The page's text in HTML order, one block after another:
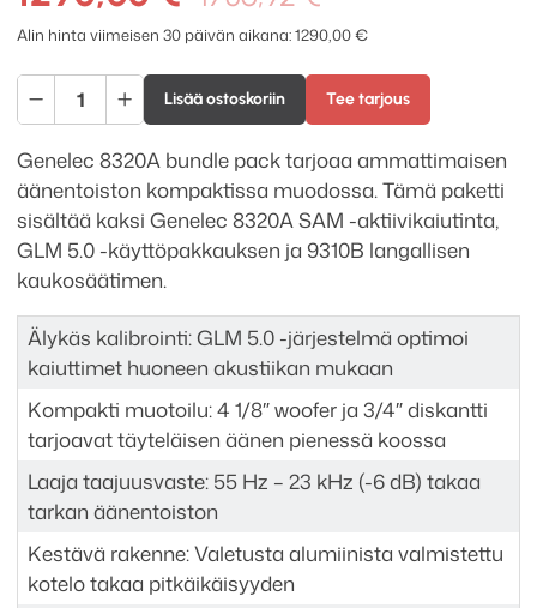
hinta
oli:
1736,92 €.
hinta
on:
1290,00 €.
Alin hinta viimeisen 30 päivän aikana:1290,00€
Genelec
8320A
SAM
bundle
pack
määrä
Lisää ostoskoriin Tee tarjous
Genelec 8320A bundle pack tarjoaa ammattimaisen
äänentoiston kompaktissa muodossa. Tämä paketti
sisältää kaksi Genelec 8320A SAM -aktiivikaiutinta,
GLM 5.0 -käyttöpakkauksen ja 9310B langallisen
kaukosäätimen.
Älykäs kalibrointi: GLM 5.0 -järjestelmä optimoi
kaiuttimet huoneen akustiikan mukaan
Kompakti muotoilu: 4 1/8″ woofer ja 3/4″ diskantti
tarjoavat täyteläisen äänen pienessä koossa
Laaja taajuusvaste: 55 Hz – 23 kHz (-6 dB) takaa
tarkan äänentoiston
Kestävä rakenne: Valetusta alumiinista valmistettu
kotelo takaa pitkäikäisyyden